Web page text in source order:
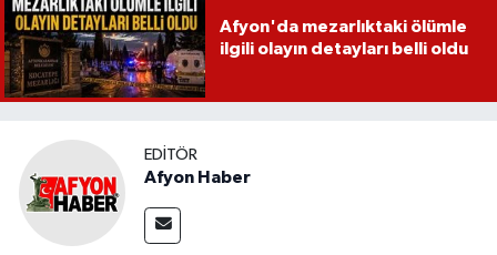
Afyon'da mezarlıktaki ölümle
ilgili olayın detayları belli oldu
EDITÖR
Afyon Haber